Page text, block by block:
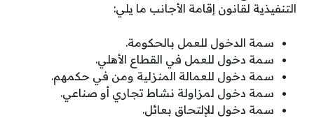
التنفيذية لقانون إقامة الأجانب ما يلي:
سمة الدخول للعمل بالحكومة.
سمة دخول للعمل في القطاع الأهلي.
سمة دخول للعمالة المنزلية ومن في حكمهم.
سمة دخول لمزاولة نشاط تجاري أو صناعي.
سمة دخول للإلتحاق بعائل.